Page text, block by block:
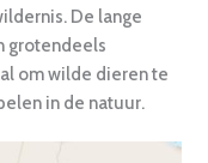
De lange
grotendeels
om wilde dieren te
in de natuur.